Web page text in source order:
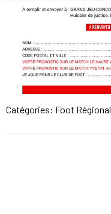
Catégories: Foot Régional